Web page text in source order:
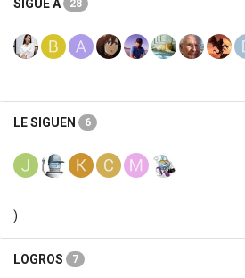
SIGUE A 28
LE SIGUEN 6
)
LOGROS 7